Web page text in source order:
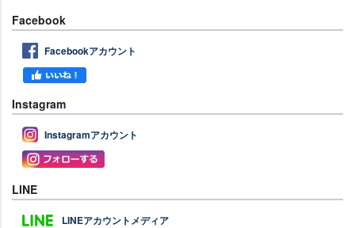
Facebook
Facebookアカウント
Instagram
Instagramアカウント
LINE
LINEアカウントメディア